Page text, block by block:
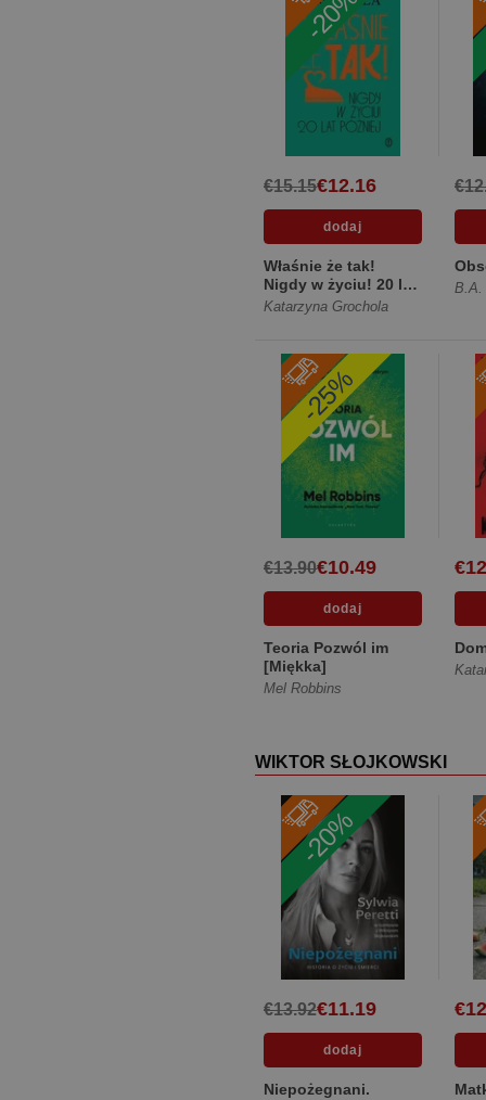
-20%
€12.16
€15.15
Właśnie że tak!
Nigdy w życiu! 20 lat
później [Miękka]
Katarzyna Grochola
B.A.
-25%
€10.49
€13.90
Teoria Pozwól im
[Miękka]
Mel Robbins
WIKTOR SŁOJKOWSKI
-20%
€11.19
€13.92
Niepożegnani.